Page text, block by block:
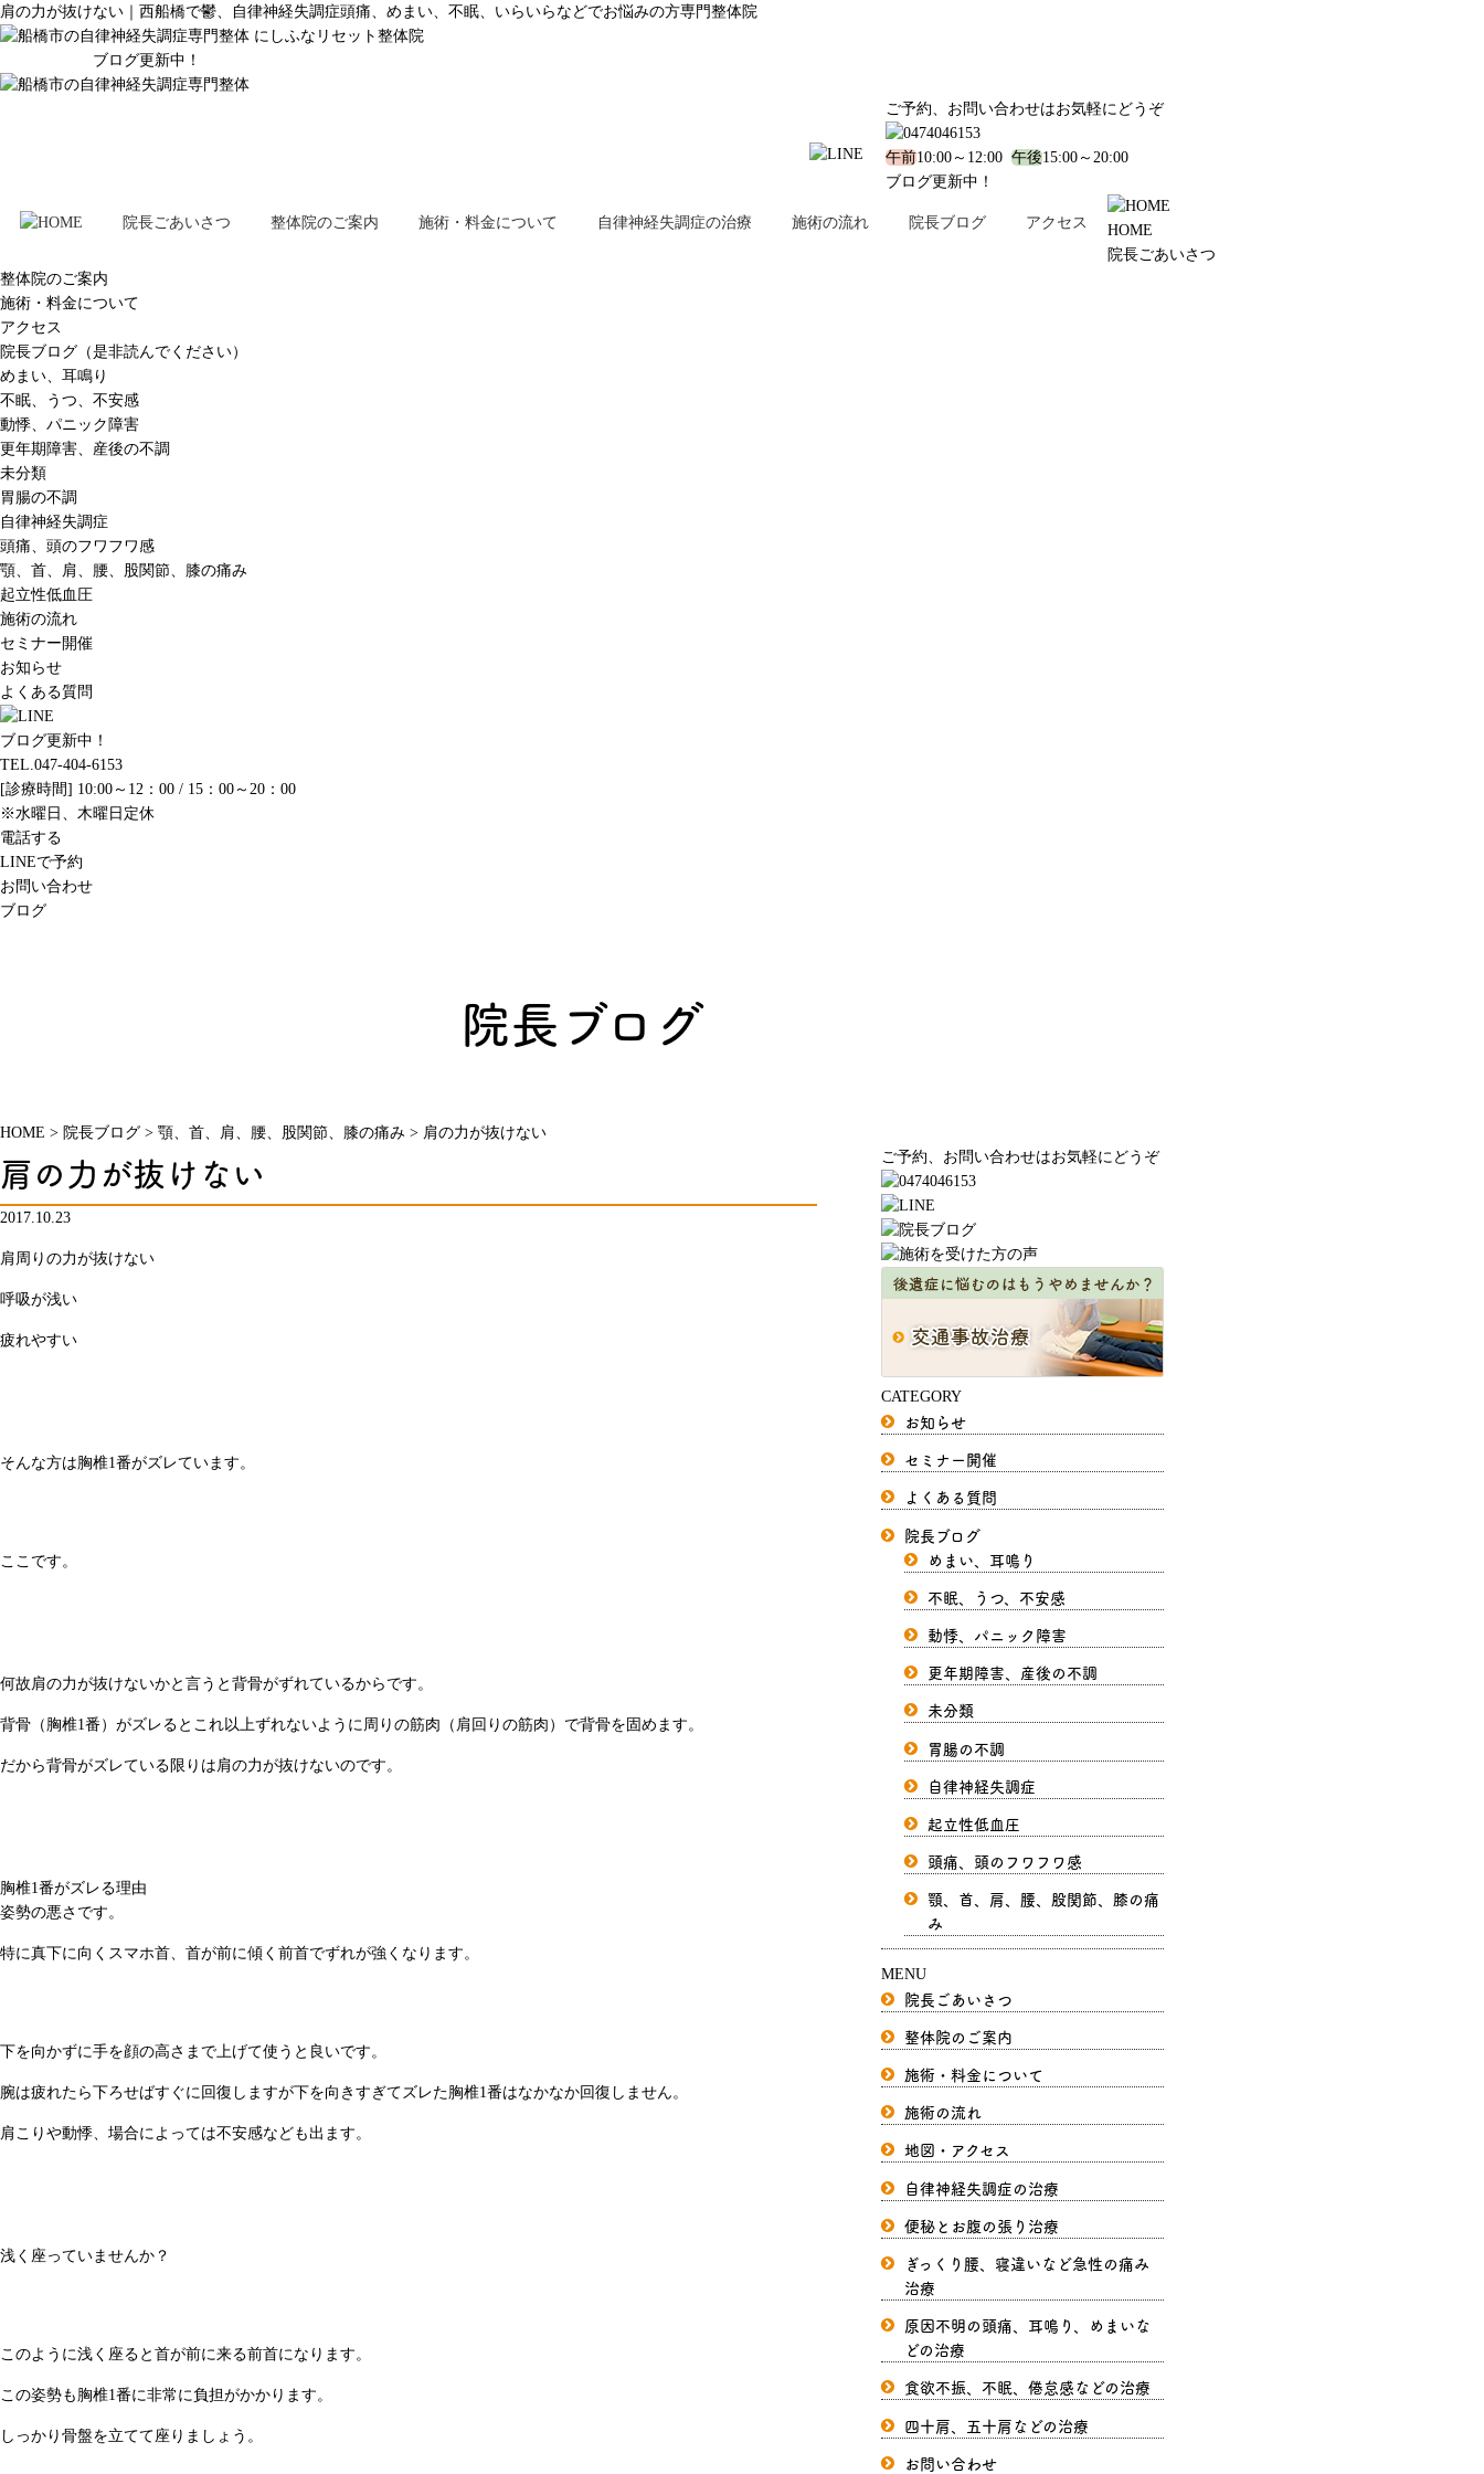
肩の力が抜けない｜西船橋で鬱、自律神経失調症頭痛、めまい、不眠、いらいらなどでお悩みの方専門整体院
ブログ更新中！
ご予約、お問い合わせはお気軽にどうぞ
午前10:00～12:00 午後15:00～20:00
ブログ更新中！
院長ごあいさつ 整体院のご案内 施術・料金について 自律神経失調症の治療 施術の流れ 院長ブログ アクセス
HOME
院長ごあいさつ
整体院のご案内
施術・料金について
アクセス
院長ブログ（是非読んでください）
めまい、耳鳴り
不眠、うつ、不安感
動悸、パニック障害
更年期障害、産後の不調
未分類
胃腸の不調
自律神経失調症
頭痛、頭のフワフワ感
顎、首、肩、腰、股関節、膝の痛み
起立性低血圧
施術の流れ
セミナー開催
お知らせ
よくある質問
ブログ更新中！
TEL.047-404-6153
[診療時間] 10:00～12：00 / 15：00～20：00
※水曜日、木曜日定休
電話する
LINEで予約
お問い合わせ
ブログ
院長ブログ
HOME > 院長ブログ > 顎、首、肩、腰、股関節、膝の痛み > 肩の力が抜けない
肩の力が抜けない
2017.10.23
肩周りの力が抜けない
呼吸が浅い
疲れやすい
そんな方は胸椎1番がズレています。
ここです。
何故肩の力が抜けないかと言うと背骨がずれているからです。
背骨（胸椎1番）がズレるとこれ以上ずれないように周りの筋肉（肩回りの筋肉）で背骨を固めます。
だから背骨がズレている限りは肩の力が抜けないのです。
胸椎1番がズレる理由
姿勢の悪さです。
特に真下に向くスマホ首、首が前に傾く前首でずれが強くなります。
下を向かずに手を顔の高さまで上げて使うと良いです。
腕は疲れたら下ろせばすぐに回復しますが下を向きすぎてズレた胸椎1番はなかなか回復しません。
肩こりや動悸、場合によっては不安感なども出ます。
浅く座っていませんか？
このように浅く座ると首が前に来る前首になります。
この姿勢も胸椎1番に非常に負担がかかります。
しっかり骨盤を立てて座りましょう。
ご予約、お問い合わせはお気軽にどうぞ
CATEGORY
お知らせ
セミナー開催
よくある質問
院長ブログ
めまい、耳鳴り
不眠、うつ、不安感
動悸、パニック障害
更年期障害、産後の不調
未分類
胃腸の不調
自律神経失調症
起立性低血圧
頭痛、頭のフワフワ感
顎、首、肩、腰、股関節、膝の痛
み
MENU
院長ごあいさつ
整体院のご案内
施術・料金について
施術の流れ
地図・アクセス
自律神経失調症の治療
便秘とお腹の張り治療
ぎっくり腰、寝違いなど急性の痛み
治療
原因不明の頭痛、耳鳴り、めまいな
どの治療
食欲不振、不眠、倦怠感などの治療
四十肩、五十肩などの治療
お問い合わせ